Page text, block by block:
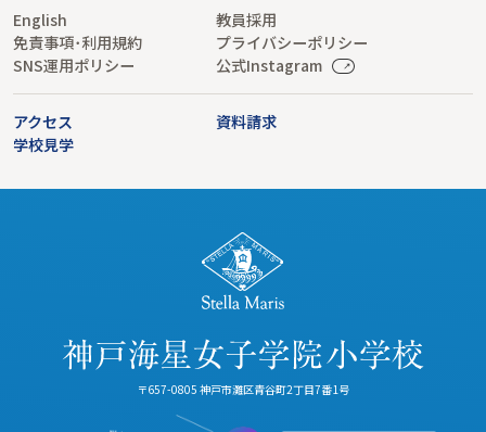
English
教員採用
免責事項･利用規約
プライバシーポリシー
SNS運用ポリシー
公式Instagram
アクセス
資料請求
学校見学
〒657-0805 神戸市灘区青谷町2丁目7番1号